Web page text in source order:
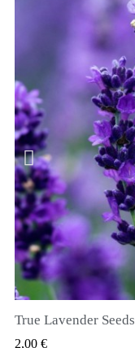
True Lavender Seeds
2,00 €